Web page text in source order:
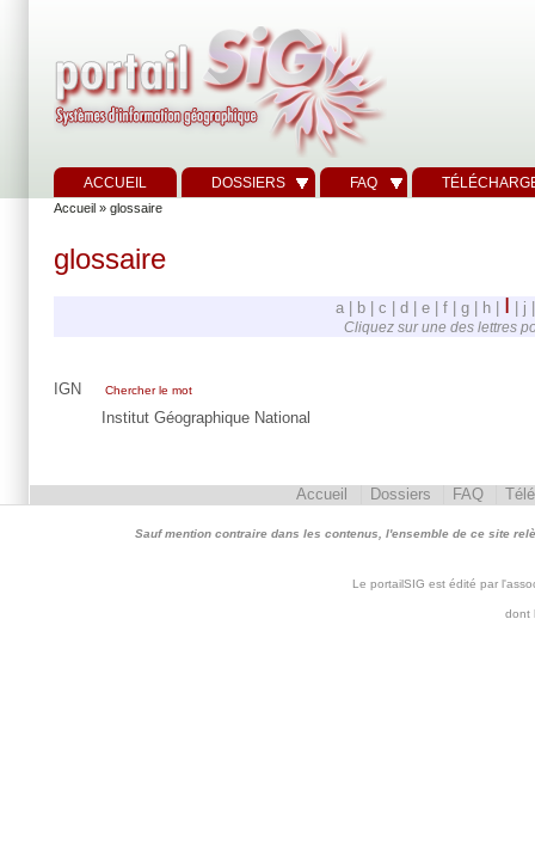
ACCUEIL DOSSIERS FAQ
Accueil » glossaire
glossaire
a | b | c | d | e | f | g | h | I | j
Cliquez sur une des lettres
IGN Chercher le mot
Institut Géographique National
Accueil Dossiers FAQ
Sauf mention contraire dans les contenus, l'ensemble de ce site
Le portailSIG est édité par
dont